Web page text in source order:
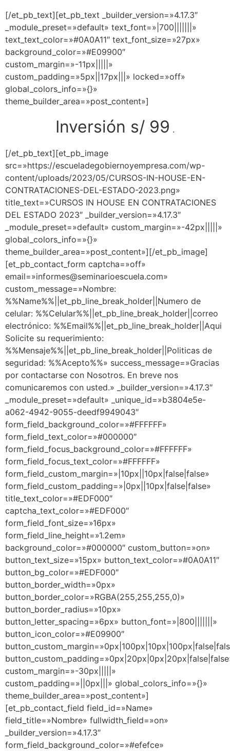
[/et_pb_text][et_pb_text _builder_version=»4.17.3″
_module_preset=»default» text_font=»|700|||||||»
text_text_color=»#0A0A11″ text_font_size=»27px»
background_color=»#E09900″
custom_margin=»-11px|||||»
custom_padding=»5px||17px|||» locked=»off»
global_colors_info=»{}»
theme_builder_area=»post_content»]
Inversión s/ 99 .
[/et_pb_text][et_pb_image
src=»https://escueladegobiernoyempresa.com/wp-
content/uploads/2023/05/CURSOS-IN-HOUSE-EN-
CONTRATACIONES-DEL-ESTADO-2023.png»
title_text=»CURSOS IN HOUSE EN CONTRATACIONES
DEL ESTADO 2023″ _builder_version=»4.17.3″
_module_preset=»default» custom_margin=»-42px|||||»
global_colors_info=»{}»
theme_builder_area=»post_content»][/et_pb_image]
[et_pb_contact_form captcha=»off»
email=»informes@seminarioescuela.com»
custom_message=»Nombre:
%%Name%%||et_pb_line_break_holder||Numero de
celular: %%Celular%%||et_pb_line_break_holder||correo
electrónico: %%Email%%||et_pb_line_break_holder||Aqui
Solicite su requerimiento:
%%Mensaje%%||et_pb_line_break_holder||Politicas de
seguridad: %%Acepto%%» success_message=»Gracias
por contactarse con Nosotros. En breve nos
comunicaremos con usted.» _builder_version=»4.17.3″
_module_preset=»default» _unique_id=»b3804e5e-
a062-4942-9055-deedf9949043″
form_field_background_color=»#FFFFFF»
form_field_text_color=»#000000″
form_field_focus_background_color=»#FFFFFF»
form_field_focus_text_color=»#FFFFFF»
form_field_custom_margin=»|10px||10px|false|false»
form_field_custom_padding=»|0px||10px|false|false»
title_text_color=»#EDF000″
captcha_text_color=»#EDF000″
form_field_font_size=»16px»
form_field_line_height=»1.2em»
background_color=»#000000″ custom_button=»on»
button_text_size=»15px» button_text_color=»#0A0A11″
button_bg_color=»#EDF000″
button_border_width=»0px»
button_border_color=»RGBA(255,255,255,0)»
button_border_radius=»10px»
button_letter_spacing=»6px» button_font=»|800|||||||»
button_icon_color=»#E09900″
custom_margin=»-30px|||||»
custom_padding=»||0px|||» global_colors_info=»{}»
theme_builder_area=»post_content»]
[et_pb_contact_field field_id=»Name»
field_title=»Nombre» fullwidth_field=»on»
_builder_version=»4.17.3″
form_field_background_color=»#efefce»